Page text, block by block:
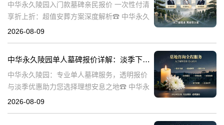
中华永久陵园入门款墓碑亲民报价 一次性付清
享折上折：超值安葬方案深度解析☎ 中华永久
陵园电话:400-838-5063在人生的旅程中，我们
2026-08-09
中华永久陵园单人墓碑报价详解：淡季下单享数千元优惠
中华永久陵园：专业单人墓碑服务，透明报价
与淡季优惠助力您选择理想安息之地☎ 中华永
久陵园电话:400-838-5063中华永久陵园，作为
2026-08-09